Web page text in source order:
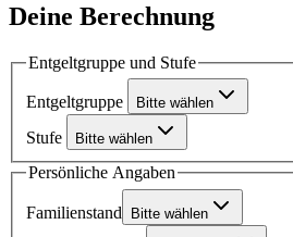
Deine Berechnung
Entgeltgruppe und Stufe
Entgeltgruppe Bitte wählen
Stufe Bitte wählen
Persönliche Angaben
Familienstand Bitte wählen